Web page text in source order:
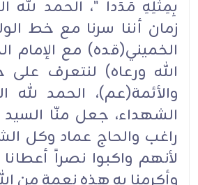
بِمِثْلِهِ مَدَداً "، الحمد لله
زمان أننا سرنا مع خط
الخميني(قده) مع الإمام
الله ورعاه) لنتعرف
والأئمة(عم)، الحمد
الشهداء، جعل منّا
راغب والحاج عماد وكل
لأنهم واكبوا نصراً أعطانا